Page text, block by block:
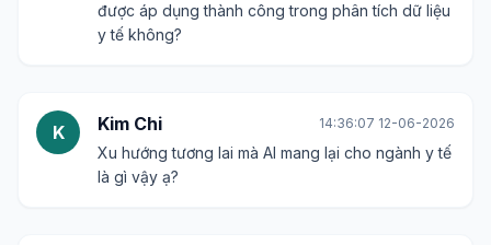
được áp dụng thành công trong phân tích dữ liệu
y tế không?
K Kim Chi 14:36:07 12-06-2026
Xu hướng tương lai mà AI mang lại cho ngành y tế
là gì vậy ạ?